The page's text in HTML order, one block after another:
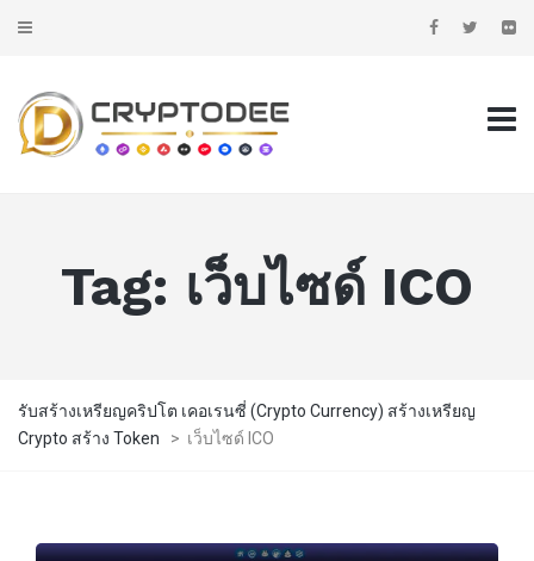
Tag: เว็บไซด์ ICO
รับสร้างเหรียญคริปโต เคอเรนซี่ (Crypto Currency) สร้างเหรียญ
Crypto สร้าง Token
> เว็บไซด์ ICO